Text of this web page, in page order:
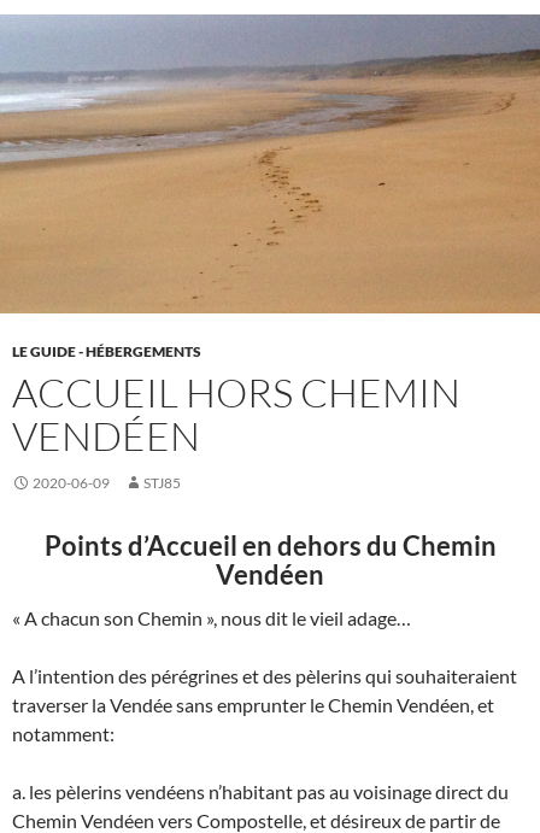
LE GUIDE - HÉBERGEMENTS
ACCUEIL HORS CHEMIN
VENDÉEN
2020-06-09 STJ85
Points d’Accueil en dehors du Chemin
Vendéen
« A chacun son Chemin », nous dit le vieil adage…
A l’intention des pérégrines et des pèlerins qui souhaiteraient
traverser la Vendée sans emprunter le Chemin Vendéen, et
notamment:
a. les pèlerins vendéens n’habitant pas au voisinage direct du
Chemin Vendéen vers Compostelle, et désireux de partir de